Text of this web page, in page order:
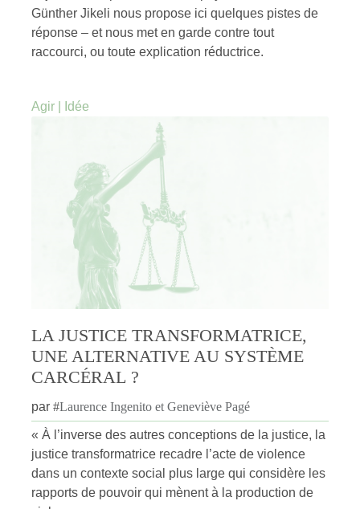
Günther Jikeli nous propose ici quelques pistes de
réponse – et nous met en garde contre tout
raccourci, ou toute explication réductrice.
Agir Idée
LA JUSTICE TRANSFORMATRICE,
UNE ALTERNATIVE AU SYSTÈME
CARCÉRAL ?
par #Laurence Ingenito et Geneviève Pagé
« À l’inverse des autres conceptions de la justice, la
justice transformatrice recadre l’acte de violence
dans un contexte social plus large qui considère les
rapports de pouvoir qui mènent à la production de